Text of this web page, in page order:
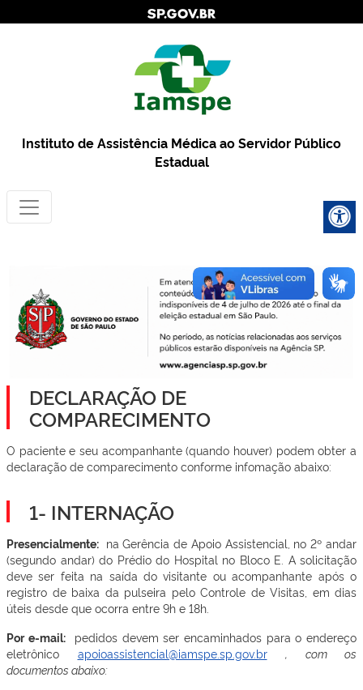
Instituto de Assistência Médica ao Servidor Público
Estadual
DECLARAÇÃO DE
COMPARECIMENTO
O paciente e seu acompanhante (quando houver) podem obter a
declaração de comparecimento conforme infomação abaixo:
1- INTERNAÇÃO
Presencialmente: na Gerência de Apoio Assistencial, no 2º andar
(segundo andar) do Prédio do Hospital no Bloco E. A solicitação
deve ser feita na saída do visitante ou acompanhante após o
registro de baixa da pulseira pelo Controle de Visitas, em dias
úteis desde que ocorra entre 9h e 18h.
Por e-mail:pedidos devem ser encaminhados para o endereço
eletrônico apoioassistencial@iamspe.sp.gov.br
, com os
documentos abaixo: